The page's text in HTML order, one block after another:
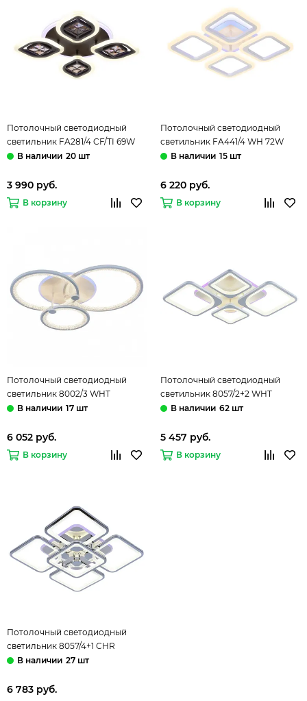
Потолочный светодиодный
светильник FA281/4 CF/TI 69W
кофейный/янтарный (ПДУ
20 шт
3 990 руб.
В корзину
Потолочный светодиодный
светильник FA441/4 WH 72W
белый (ПДУ РАДИО 2.4G) Acrylic
15 шт
6 220 руб.
В корзину
Потолочный светодиодный
светильник 8002/3 WHT
108W+7W RGB белый Profit
17 шт
6 052 руб.
В корзину
Потолочный светодиодный
светильник 8057/2+2 WHT
112W+8W RGB белый Profit Light
62 шт
5 457 руб.
В корзину
Потолочный светодиодный
светильник 8057/4+1 CHR
170W+10W RGB хром Profit Light
27 шт
6 783 руб.